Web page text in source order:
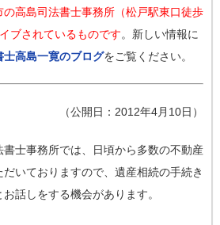
の高島司法書士事務所（松戸駅東口徒歩
ブされているものです。新しい情報に
士高島一寛のブログをご覧ください。
（公開日：2012年4月10日）
士事務所では、日頃から多数の不動産
いておりますので、遺産相続の手続き
話しをする機会があります。